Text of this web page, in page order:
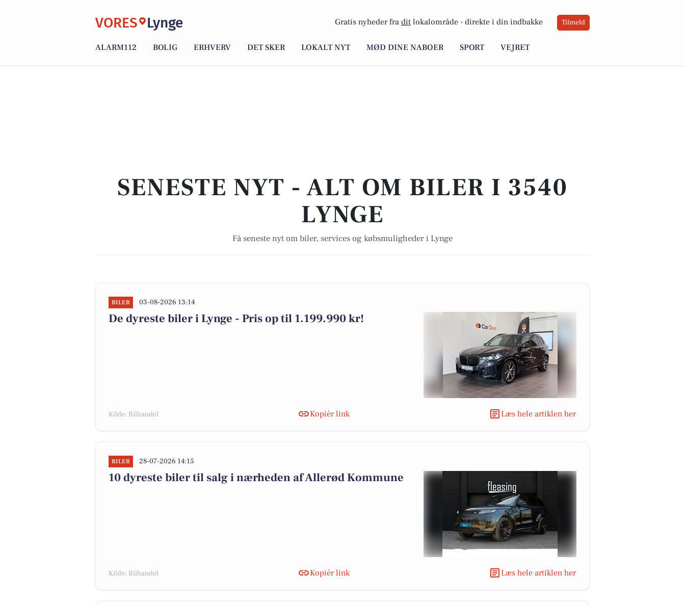
VORES Lynge Gratis nyheder fra dit lokalområde - direkte i din indbakke Tilmeld
ALARM112 BOLIG ERHVERV DET SKER LOKALT NYT MØD DINE NABOER SPORT VEJRET
SENESTE NYT - ALT OM BILER I 3540
LYNGE
Få seneste nyt om biler, services og købsmuligheder i Lynge
BILER 03-08-2026 13:14
De dyreste biler i Lynge - Pris op til 1.199.990 kr!
Kilde: Bilhandel Kopiér link Læs hele artiklen her
BILER 28-07-2026 14:15
10 dyreste biler til salg i nærheden af Allerød Kommune
Kilde: Bilhandel Kopiér link Læs hele artiklen her